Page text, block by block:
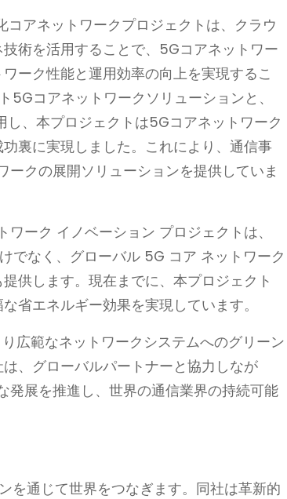
アネットワークプロジェクトは、クラウ
術を活用することで、5Gコアネットワー
ーク性能と運用効率の向上を実現するこ
5Gコアネットワークソリューションと、
、本プロジェクトは5Gコアネットワーク
裏に実現しました。これにより、通信事
クの展開ソリューションを提供していま
ーク イノベーション プロジェクトは、
でなく、グローバル 5G コア ネットワーク
供します。現在までに、本プロジェクト
省エネルギー効果を実現しています。
広範なネットワークシステムへのグリーン
、グローバルパートナーと協力しなが
発展を推進し、世界の通信業界の持続可能
を通じて世界をつなぎます。同社は革新的